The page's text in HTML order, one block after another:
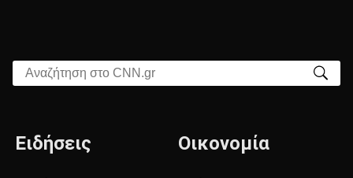
Αναζήτηση στο CNN.gr
Ειδήσεις Οικονομία